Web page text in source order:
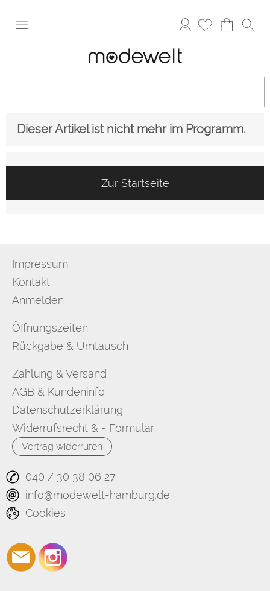
Anmelden
Dieser Artikel ist nicht mehr im Programm.
Zur Startseite
Impressum
Kontakt
Anmelden
Öffnungszeiten
Rückgabe & Umtausch
Zahlung & Versand
AGB & Kundeninfo
Datenschutzerklärung
Widerrufsrecht & - Formular
Vertrag widerrufen
040 / 30 38 06 27
info@modewelt-hamburg.de
Cookies